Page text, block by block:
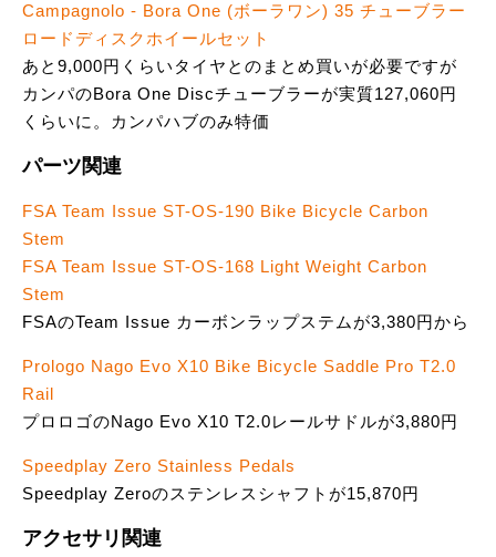
Campagnolo - Bora One (ボーラワン) 35 チューブラー
ロードディスクホイールセット
あと9,000円くらいタイヤとのまとめ買いが必要ですが
カンパのBora One Discチューブラーが実質127,060円
くらいに。カンパハブのみ特価
パーツ関連
FSA Team Issue ST-OS-190 Bike Bicycle Carbon
Stem
FSA Team Issue ST-OS-168 Light Weight Carbon
Stem
FSAのTeam Issue カーボンラップステムが3,380円から
Prologo Nago Evo X10 Bike Bicycle Saddle Pro T2.0
Rail
プロロゴのNago Evo X10 T2.0レールサドルが3,880円
Speedplay Zero Stainless Pedals
Speedplay Zeroのステンレスシャフトが15,870円
アクセサリ関連